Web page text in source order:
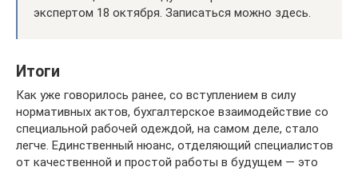
экспертом 18 октября. Записаться можно здесь.
Итоги
Как уже говорилось ранее, со вступлением в силу
нормативных актов, бухгалтерское взаимодействие со
специальной рабочей одеждой, на самом деле, стало
легче. Единственный нюанс, отделяющий специалистов
от качественной и простой работы в будущем — это